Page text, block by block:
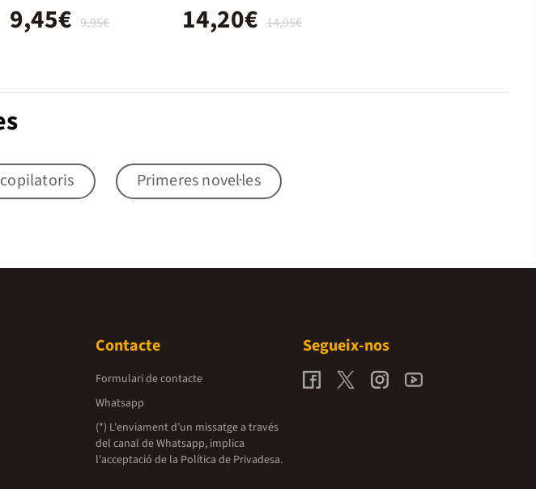
9,95€
9,45€ 14,95€
14,20€
Primeres novel·les
Contacte
Formulari de contacte
Whatsapp
(*) L'enviament d’un missatge a través
del canal de Whatsapp, implica
l'acceptació de la Política de Privadesa.
Segueix-nos